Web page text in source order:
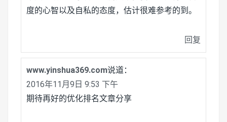
度的心智以及自私的态度，估计很难参考的到。
回复
www.yinshua369.com说道：
2016年11月9日 9:53 下午
期待再好的优化排名文章分享